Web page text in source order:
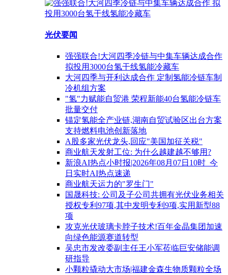
光伏要闻
强强联合!大河四季冷链与中集车辆达成合作
拟投用3000台氢干线氢能冷藏车
大河四季与开利达成合作 定制氢能冷链车制
冷机组方案
"氢"力赋能自贸港 荣程新能40台氢能冷链车
批量交付
锚定氢能全产业链,湖南自贸试验区出台方案
支持燃料电池创新落地
A股多家光伏龙头,回应"美国加征关税"
商业航天发射工位: 为什么越建越不够用?
新浪AI热点小时报|2026年08月07日10时_今
日实时AI热点速递
商业航天运力的"罗生门"
国晟科技: 公司及子公司共拥有光伏业务相关
授权专利97项,其中发明专利9项,实用新型88
项
攻克光伏玻璃卡脖子技术!百年金晶集团加速
向绿色能源赛道转型
吴忠市发改委副主任王小军莅临巨安储能调
研指导
小颗粒撬动大市场|福建金森生物质颗粒全场